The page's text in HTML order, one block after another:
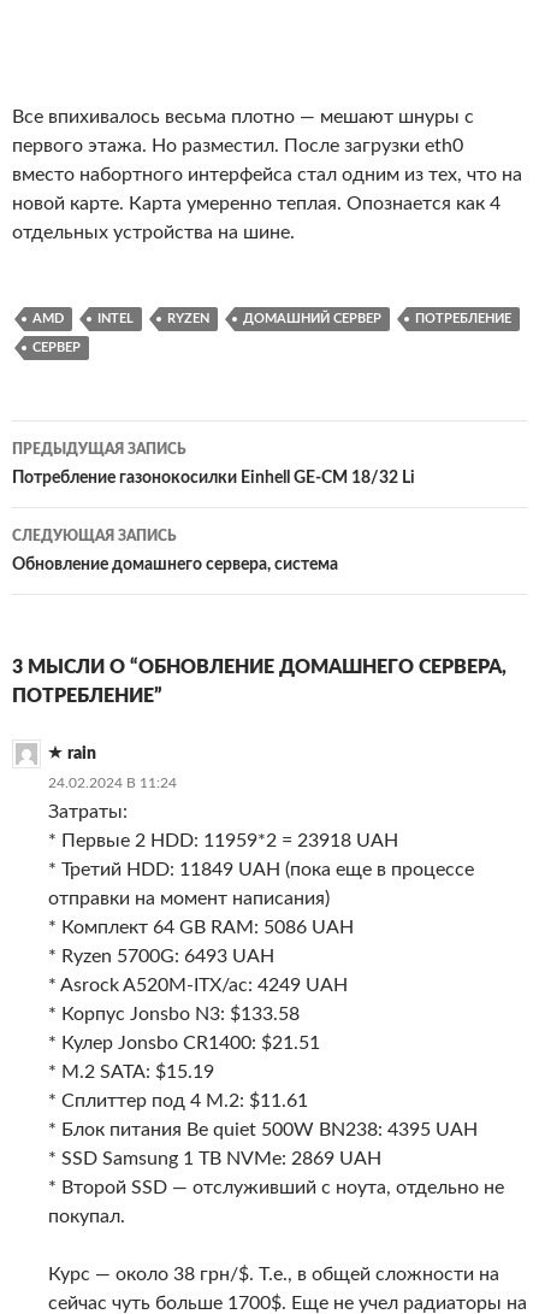
Все впихивалось весьма плотно — мешают шнуры с
первого этажа. Но разместил. После загрузки eth0
вместо набортного интерфейса стал одним из тех, что на
новой карте. Карта умеренно теплая. Опознается как 4
отдельных устройства на шине.
AMD INTEL RYZEN ДОМАШНИЙ СЕРВЕР ПОТРЕБЛЕНИЕ
СЕРВЕР
Навигация
по
записям
ПРЕДЫДУЩАЯ ЗАПИСЬ
Потребление газонокосилки Einhell GE-CM 18/32 Li
СЛЕДУЮЩАЯ ЗАПИСЬ
Обновление домашнего сервера, система
3 МЫСЛИ О “ОБНОВЛЕНИЕ ДОМАШНЕГО СЕРВЕРА,
ПОТРЕБЛЕНИЕ”
rain
24.02.2024 В 11:24
Затраты:
* Первые 2 HDD: 11959*2 = 23918 UAH
* Третий HDD: 11849 UAH (пока еще в процессе
отправки на момент написания)
* Комплект 64 GB RAM: 5086 UAH
* Ryzen 5700G: 6493 UAH
* Asrock A520M-ITX/ac: 4249 UAH
* Корпус Jonsbo N3: $133.58
* Кулер Jonsbo CR1400: $21.51
* M.2 SATA: $15.19
* Сплиттер под 4 M.2: $11.61
* Блок питания Be quiet 500W BN238: 4395 UAH
* SSD Samsung 1 TB NVMe: 2869 UAH
* Второй SSD — отслуживший с ноута, отдельно не
покупал.
Курс — около 38 грн/$. Т.е., в общей сложности на
сейчас чуть больше 1700$. Еще не учел радиаторы на